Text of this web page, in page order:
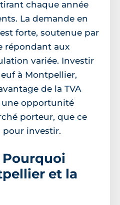
chaque année
La demande en
forte, soutenue par
répondant aux
variée. Investir
à Montpellier,
de la TVA
une opportunité
porteur, que ce
pour investir.
Pourquoi
et la